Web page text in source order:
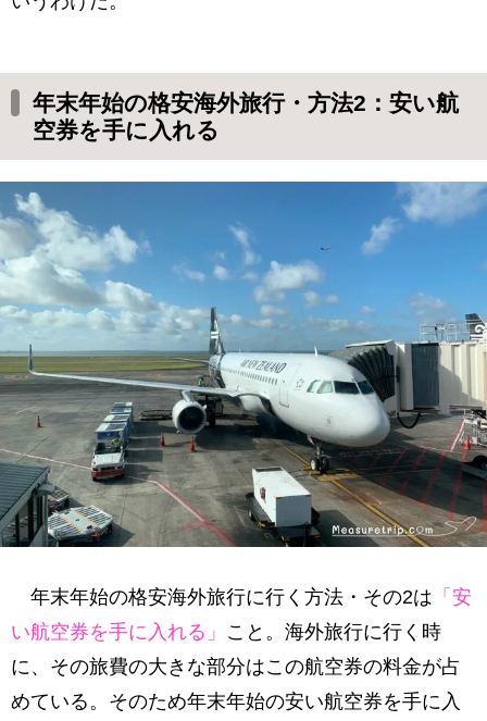
年末年始の格安海外旅行・方法2：安い航
空券を手に入れる
年末年始の格安海外旅行に行く方法・その2は 「安
い航空券を手に入れる」 こと。海外旅行に行く時
に、その旅費の大きな部分はこの航空券の料金が占
めている。そのため年末年始の安い航空券を手に入